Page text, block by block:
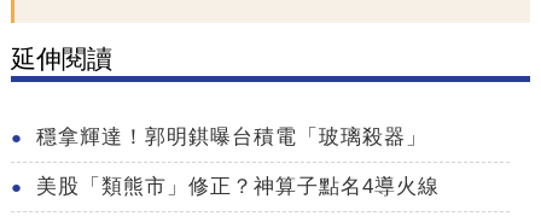
延伸閱讀
穩拿輝達！郭明錤曝台積電「玻璃殺器」
美股「類熊市」修正？神算子點名4導火線